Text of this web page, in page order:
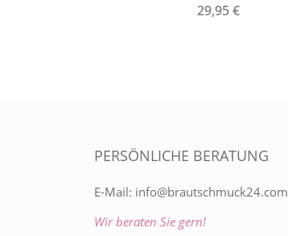
29,95 €
PERSÖNLICHE BERATUNG
E-Mail: info@brautschmuck24.com
Wir beraten Sie gern!